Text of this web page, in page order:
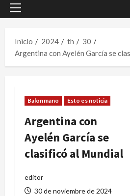
Menú
Inicio
2024 th
30
Argentina con Ayelén García se
Balonmano Esto es noticia
Argentina con
Ayelén García se
clasificó al Mundial
editor
30 de noviembre de 2024